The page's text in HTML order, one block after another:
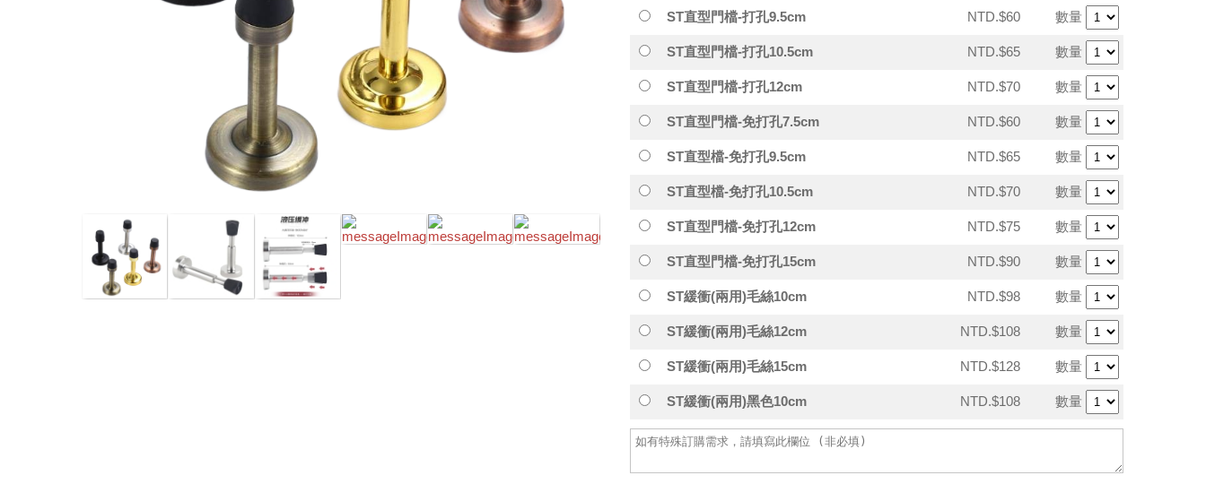
ST直型門檔-打孔9.5cm NTD.$60 數量
ST直型門檔-打孔10.5cm NTD.$65 數量
ST直型門檔-打孔12cm NTD.$70 數量
ST直型門檔-免打孔7.5cm NTD.$60 數量
ST直型檔-免打孔9.5cm NTD.$65 數量
ST直型檔-免打孔10.5cm NTD.$70 數量
ST直型門檔-免打孔12cm NTD.$75 數量
ST直型門檔-免打孔15cm NTD.$90 數量
ST緩衝(兩用)毛絲10cm NTD.$98 數量
ST緩衝(兩用)毛絲12cm NTD.$108 數量
ST緩衝(兩用)毛絲15cm NTD.$128 數量
ST緩衝(兩用)黑色10cm NTD.$108 數量